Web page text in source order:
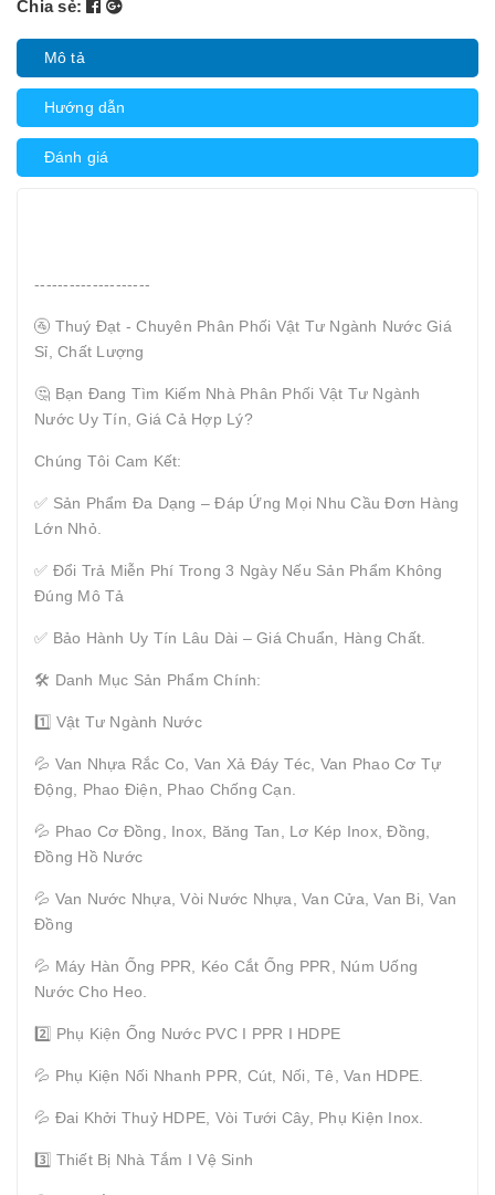
Chia sẻ:
Mô tả
Hướng dẫn
Đánh giá
--------------------
🚰 Thuý Đạt - Chuyên Phân Phối Vật Tư Ngành Nước Giá
Sỉ, Chất Lượng
🤔 Bạn Đang Tìm Kiếm Nhà Phân Phối Vật Tư Ngành
Nước Uy Tín, Giá Cả Hợp Lý?
Chúng Tôi Cam Kết:
✅ Sản Phẩm Đa Dạng – Đáp Ứng Mọi Nhu Cầu Đơn Hàng
Lớn Nhỏ.
✅ Đổi Trả Miễn Phí Trong 3 Ngày Nếu Sản Phẩm Không
Đúng Mô Tả
✅ Bảo Hành Uy Tín Lâu Dài – Giá Chuẩn, Hàng Chất.
🛠 Danh Mục Sản Phẩm Chính:
1️⃣ Vật Tư Ngành Nước
💦 Van Nhựa Rắc Co, Van Xả Đáy Téc, Van Phao Cơ Tự
Động, Phao Điện, Phao Chống Cạn.
💦 Phao Cơ Đồng, Inox, Băng Tan, Lơ Kép Inox, Đồng,
Đồng Hồ Nước
💦 Van Nước Nhựa, Vòi Nước Nhựa, Van Cửa, Van Bi, Van
Đồng
💦 Máy Hàn Ống PPR, Kéo Cắt Ống PPR, Núm Uống
Nước Cho Heo.
2️⃣ Phụ Kiện Ống Nước PVC I PPR I HDPE
💦 Phụ Kiện Nối Nhanh PPR, Cút, Nối, Tê, Van HDPE.
💦 Đai Khởi Thuỷ HDPE, Vòi Tưới Cây, Phụ Kiện Inox.
3️⃣ Thiết Bị Nhà Tắm I Vệ Sinh